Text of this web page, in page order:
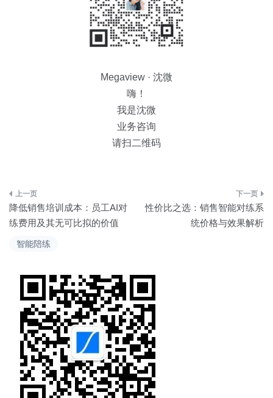
智能陪练
Megaview · 沈微
嗨！
我是沈微
业务咨询
请扫二维码
文
章
导
航
降低销售培训成本：员工AI对
练费用及其无可比拟的价值
性价比之选：销售智能对练系
统价格与效果解析